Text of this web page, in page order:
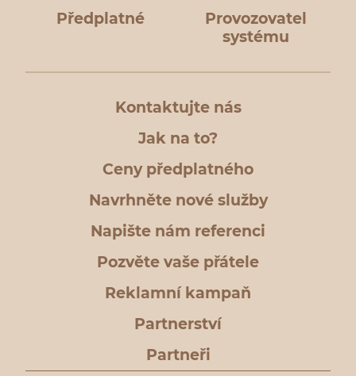
Předplatné
Provozovatel
systému
Kontaktujte nás
Jak na to?
Ceny předplatného
Navrhněte nové služby
Napište nám referenci
Pozvěte vaše přátele
Reklamní kampaň
Partnerství
Partneři